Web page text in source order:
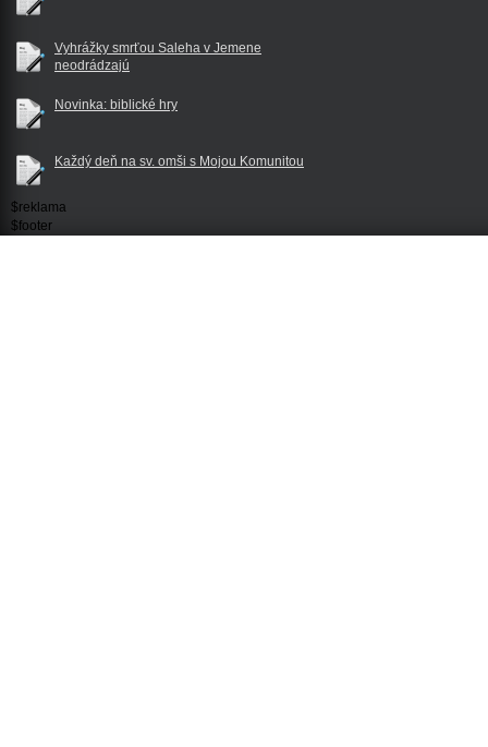
Vyhrážky smrťou Saleha v Jemene
neodrádzajú
Novinka: biblické hry
Každý deň na sv. omši s Mojou Komunitou
$reklama
$footer